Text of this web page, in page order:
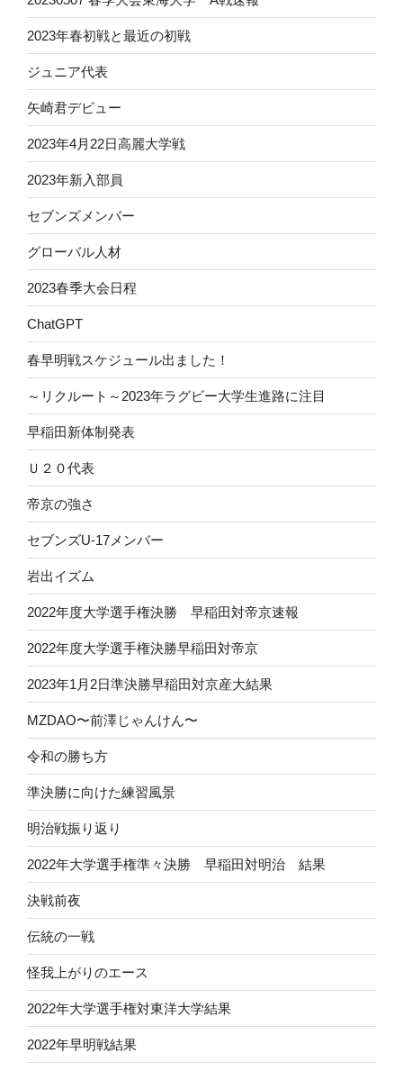
2023年春初戦と最近の初戦
ジュニア代表
矢崎君デビュー
2023年4月22日高麗大学戦
2023年新入部員
セブンズメンバー
グローバル人材
2023春季大会日程
ChatGPT
春早明戦スケジュール出ました！
～リクルート～2023年ラグビー大学生進路に注目
早稲田新体制発表
Ｕ２０代表
帝京の強さ
セブンズU-17メンバー
岩出イズム
2022年度大学選手権決勝 早稲田対帝京速報
2022年度大学選手権決勝早稲田対帝京
2023年1月2日準決勝早稲田対京産大結果
MZDAO〜前澤じゃんけん〜
令和の勝ち方
準決勝に向けた練習風景
明治戦振り返り
2022年大学選手権準々決勝 早稲田対明治 結果
決戦前夜
伝統の一戦
怪我上がりのエース
2022年大学選手権対東洋大学結果
2022年早明戦結果